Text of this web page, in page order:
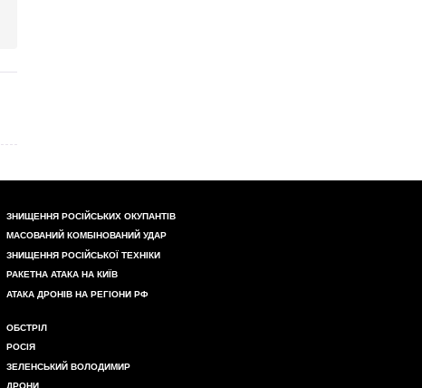
ЗНИЩЕННЯ РОСІЙСЬКИХ ОКУПАНТІВ
МАСОВАНИЙ КОМБІНОВАНИЙ УДАР
ЗНИЩЕННЯ РОСІЙСЬКОЇ ТЕХНІКИ
РАКЕТНА АТАКА НА КИЇВ
АТАКА ДРОНІВ НА РЕГІОНИ РФ
ОБСТРІЛ
РОСІЯ
ЗЕЛЕНСЬКИЙ ВОЛОДИМИР
ДРОНИ